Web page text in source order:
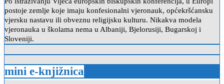
postoje zemlje koje imaju konfesionalni vjeronauk, općekršćansku
vjersku nastavu ili obveznu religijsku kulturu. Nikakva modela
vjeronauka u školama nema u Albaniji, Bjelorusiji, Bugarskoj i
Sloveniji.
mini e-knjižnica